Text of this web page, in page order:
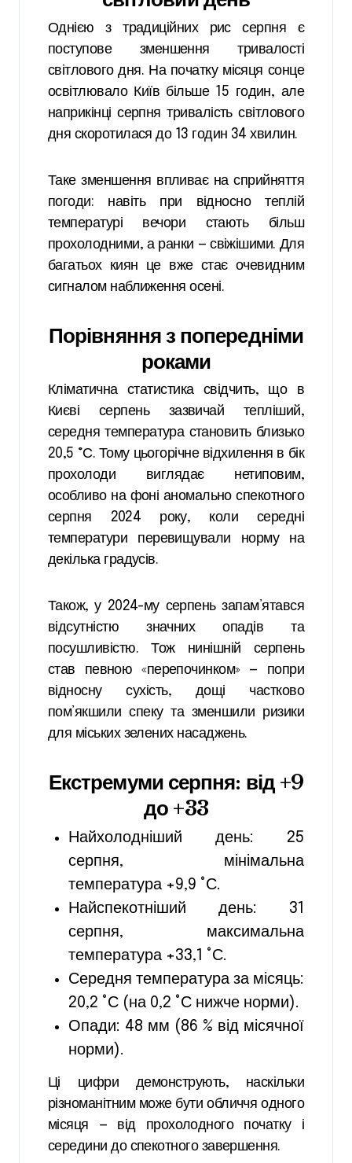
Однією з традиційних рис серпня є
поступове зменшення тривалості
світлового дня. На початку місяця сонце
освітлювало Київ більше 15 годин, але
наприкінці серпня тривалість світлового
дня скоротилася до 13 годин 34 хвилин.
Таке зменшення впливає на сприйняття
погоди: навіть при відносно теплій
температурі вечори стають більш
прохолодними, а ранки — свіжішими. Для
багатьох киян це вже стає очевидним
сигналом наближення осені.
Порівняння з попередніми
роками
Кліматична статистика свідчить, що в
Києві серпень зазвичай тепліший,
середня температура становить близько
20,5 °С. Тому цьогорічне відхилення в бік
прохолоди виглядає нетиповим,
особливо на фоні аномально спекотного
серпня 2024 року, коли середні
температури перевищували норму на
декілька градусів.
Також, у 2024-му серпень запам’ятався
відсутністю значних опадів та
посушливістю. Тож нинішній серпень
став певною «перепочинком» — попри
відносну сухість, дощі частково
пом’якшили спеку та зменшили ризики
для міських зелених насаджень.
Екстремуми серпня: від +9
до +33
Найхолодніший день: 25
серпня, мінімальна
температура +9,9 °С.
Найспекотніший день: 31
серпня, максимальна
температура +33,1 °С.
Середня температура за місяць:
20,2 °С (на 0,2 °С нижче норми).
Опади: 48 мм (86 % від місячної
норми).
Ці цифри демонструють, наскільки
різноманітним може бути обличчя одного
місяця — від прохолодного початку і
середини до спекотного завершення.